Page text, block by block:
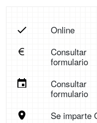
Online
formulario
formulario
Se imparte